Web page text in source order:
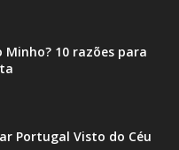
Minho? 10 razões para
Portugal Visto do Céu